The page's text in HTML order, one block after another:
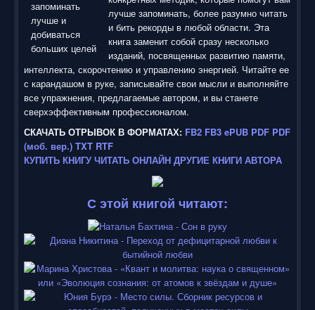
5
лучше запоминать, более разумно читать
и бить рекорды в любой области. Эта
книга заменит собой сразу несколько
изданий, посвященных развитию памяти,
интеллекта, скорочтению и управлению энергией. Читайте ее
с карандашом в руке, записывайте свои мысли и выполняйте
все упражнения, предлагаемые автором, и вы станете
сверхэффективным профессионалом.
СКАЧАТЬ ОТРЫВОК В ФОРМАТАХ: FB2 FB3 ePUB PDF PDF
(моб. вер.) TXT RTF
КУПИТЬ КНИГУ ЧИТАТЬ ОНЛАЙН ДРУГИЕ КНИГИ АВТОРА
С этой книгой читают: